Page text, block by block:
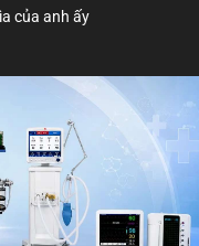
post về lệnh long, lợi
Top trader 30
Telegram
cần rõ ràng, Mỹ cần
$4 tỷ trong tháng 7,
ra mắt thị trường
làเรื่อง lớn, người dùng
của anh ấy